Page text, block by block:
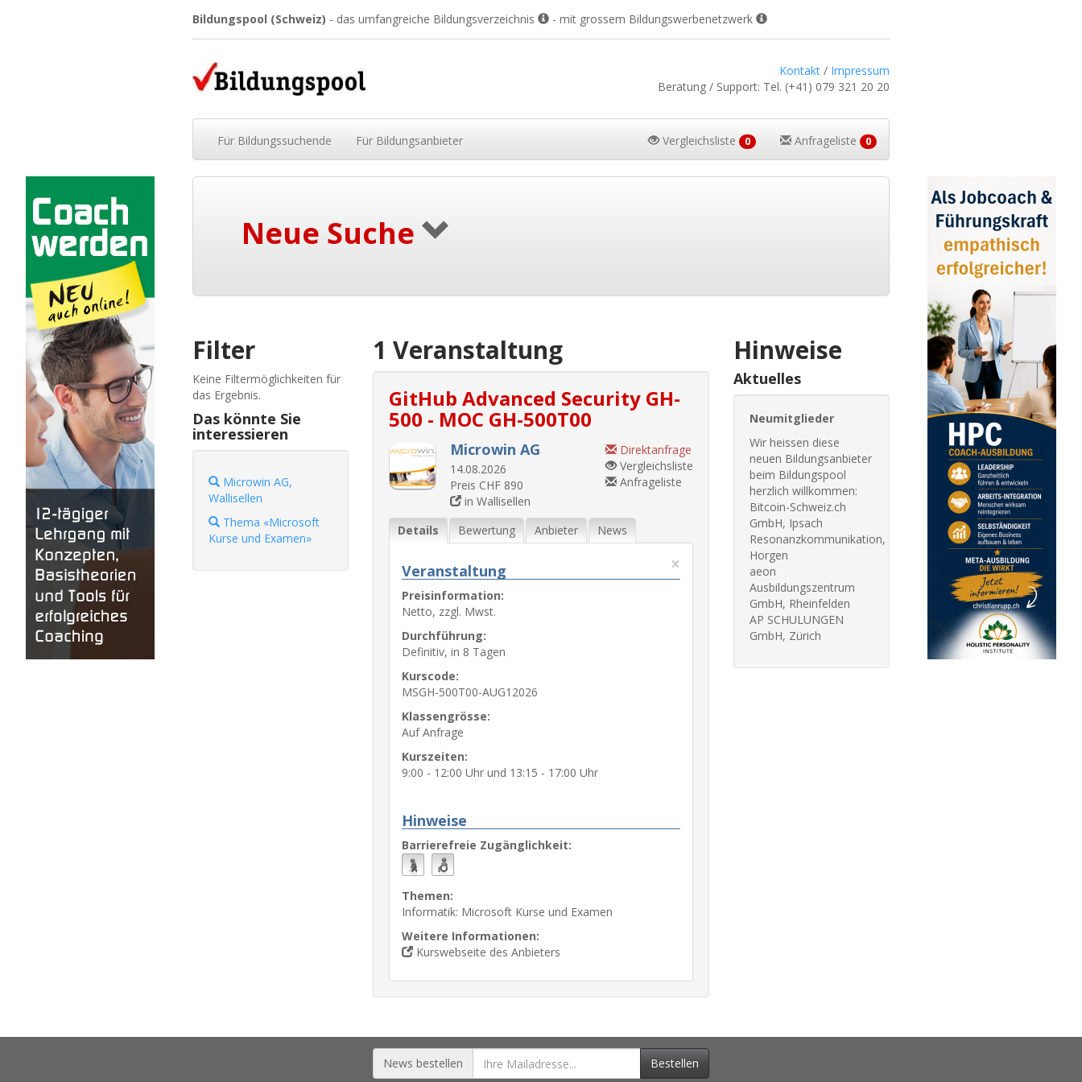
Bildungspool (Schweiz) - das umfangreiche Bildungsverzeichnis - mit grossem Bildungswerbenetzwerk
Kontakt / Impressum
Beratung / Support: Tel. (+41) 079 321 20 20
Für Bildungssuchende Für Bildungsanbieter Vergleichsliste 0 Anfrageliste 0
Neue Suche
1 Veranstaltung
GitHub Advanced Security GH-
500 - MOC GH-500T00
Microwin AG
14.08.2026
Preis CHF 890
in Wallisellen
Direktanfrage
Vergleichsliste
Anfrageliste
Details Bewertung Anbieter News
×
Veranstaltung
Preisinformation:
Netto, zzgl. Mwst.
Durchführung:
Definitiv, in 8 Tagen
Kurscode:
MSGH-500T00-AUG12026
Klassengrösse:
Auf Anfrage
Kurszeiten:
9:00 - 12:00 Uhr und 13:15 - 17:00 Uhr
Hinweise
Barrierefreie Zugänglichkeit:
Themen:
Informatik: Microsoft Kurse und Examen
Weitere Informationen:
Kurswebseite des Anbieters
Filter
Keine Filtermöglichkeiten für
das Ergebnis.
Das könnte Sie
interessieren
Microwin AG,
Wallisellen
Thema «Microsoft
Kurse und Examen»
Hinweise
Aktuelles
Neumitglieder
Wir heissen diese
neuen Bildungsanbieter
beim Bildungspool
herzlich willkommen:
Bitcoin-Schweiz.ch
GmbH, Ipsach
Resonanzkommunikation,
Horgen
aeon
Ausbildungszentrum
GmbH, Rheinfelden
AP SCHULUNGEN
GmbH, Zürich
News bestellen Bestellen